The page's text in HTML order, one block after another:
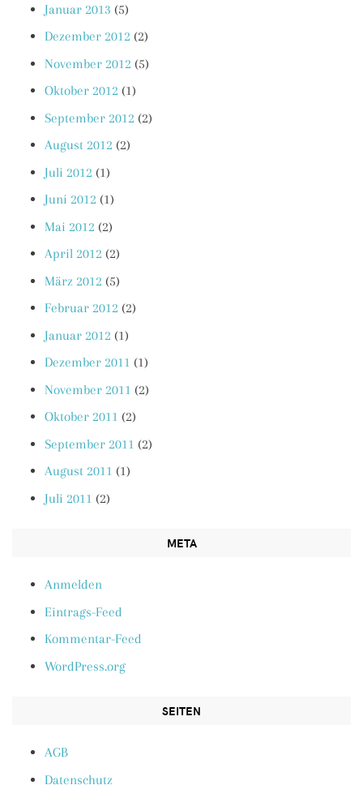
Januar 2013 (5)
Dezember 2012 (2)
November 2012 (5)
Oktober 2012 (1)
September 2012 (2)
August 2012 (2)
Juli 2012 (1)
Juni 2012 (1)
Mai 2012 (2)
April 2012 (2)
März 2012 (5)
Februar 2012 (2)
Januar 2012 (1)
Dezember 2011 (1)
November 2011 (2)
Oktober 2011 (2)
September 2011 (2)
August 2011 (1)
Juli 2011 (2)
META
Anmelden
Eintrags-Feed
Kommentar-Feed
WordPress.org
SEITEN
AGB
Datenschutz